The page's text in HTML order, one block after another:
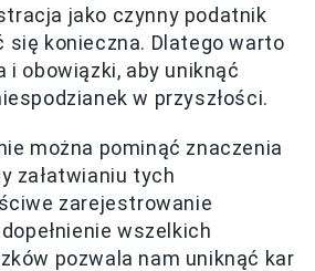
jako czynny podatnik
się konieczna. Dlatego warto
i obowiązki, aby uniknąć
w przyszłości.
można pominąć znaczenia
załatwianiu tych
zarejestrowanie
wszelkich
pozwala nam uniknąć kar